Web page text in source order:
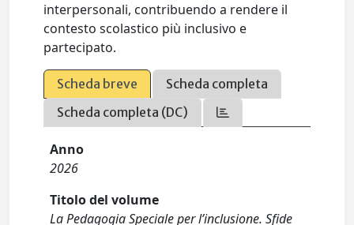
interpersonali, contribuendo a rendere il
contesto scolastico più inclusivo e
partecipato.
Scheda breve
Scheda completa
Scheda completa (DC)
Anno
2026
Titolo del volume
La Pedagogia Speciale per l’inclusione. Sfide